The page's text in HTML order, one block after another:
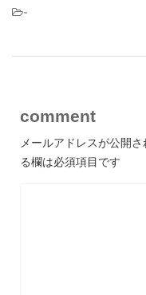
-
comment
メールアドレスが公開さ
る欄は必須項目です